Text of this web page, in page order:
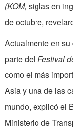
(KOM, siglas en
de octubre,
Actualmente en su
parte del Festival
como el más
Asia y una de las
mundo, explicó el
Ministerio de